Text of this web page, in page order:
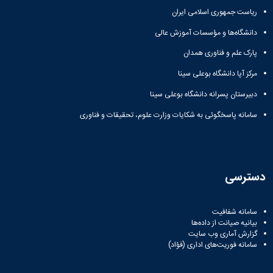
معظم
تماس
دانشگاه
روابط
آدرس
دانشکده‌ها
شماره
آموزش
کارکنان
سایر
تقویم
آموزشی
نظامنامه
آموزش
دانش‌آموختگان
باستان
شناسی
آزمایشگاه
هوش
ربات
و
بینایی
ژئوماتیک
مرکز
پایان
نامه
و
رساله
حسابداری
رزن
غذایی
بهار
آموزش
عالی
فاطمیه
چمن
سالن‌های
ورزشی
تفریحی-
سیاحتی
باغ
دانشگاه
موزه
تاریخ
دانشگاه
(محمد)
ریاست جمهوری اسلامی ایران
دانشگاه‌ها و مؤسسات آموزش عالی
پارک علم و فناوری همدان
مرکز آپا دانشگاه بوعلی سینا
دبیرستان پسرانه دانشگاه بوعلی سینا
سامانه پاسخگوئی به شکایات وزارت علوم، تحقیقات و فناوری
دسترسی
سامانه شفافیت
بیانیه صیانت از داده‌ها
گزارش آماری وب‌ سایت
سامانه فوریت‌های اداری (فؤاد)